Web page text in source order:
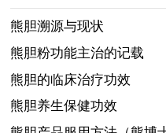
熊胆溯源与现状
熊胆粉功能主治的记载
熊胆的临床治疗功效
熊胆养生保健功效